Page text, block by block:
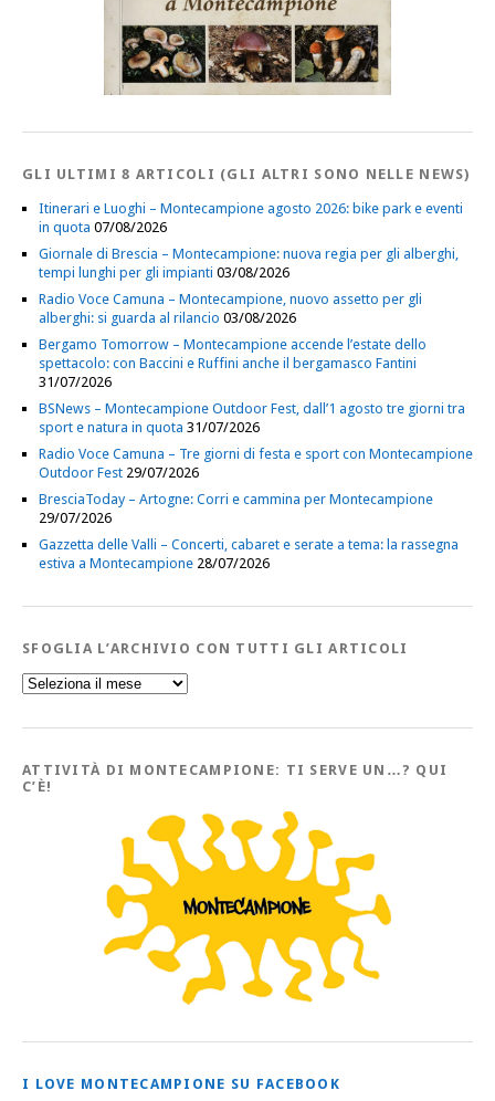
GLI ULTIMI 8 ARTICOLI (GLI ALTRI SONO NELLE NEWS)
Itinerari e Luoghi – Montecampione agosto 2026: bike park e eventi
in quota 07/08/2026
Giornale di Brescia – Montecampione: nuova regia per gli alberghi,
tempi lunghi per gli impianti 03/08/2026
Radio Voce Camuna – Montecampione, nuovo assetto per gli
alberghi: si guarda al rilancio 03/08/2026
Bergamo Tomorrow – Montecampione accende l’estate dello
spettacolo: con Baccini e Ruffini anche il bergamasco Fantini
31/07/2026
BSNews – Montecampione Outdoor Fest, dall’1 agosto tre giorni tra
sport e natura in quota 31/07/2026
Radio Voce Camuna – Tre giorni di festa e sport con Montecampione
Outdoor Fest 29/07/2026
BresciaToday – Artogne: Corri e cammina per Montecampione
29/07/2026
Gazzetta delle Valli – Concerti, cabaret e serate a tema: la rassegna
estiva a Montecampione 28/07/2026
SFOGLIA L’ARCHIVIO CON TUTTI GLI ARTICOLI
Sfoglia
l’Archivio
tutti
Articoli
ATTIVITÀ DI MONTECAMPIONE: TI SERVE UN…? QUI
C’È!
I LOVE MONTECAMPIONE SU FACEBOOK